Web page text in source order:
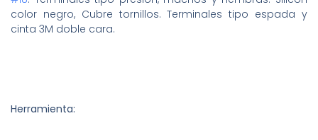
color negro, Cubre tornillos. Terminales tipo espada y
cinta 3M doble cara.
Herramienta: